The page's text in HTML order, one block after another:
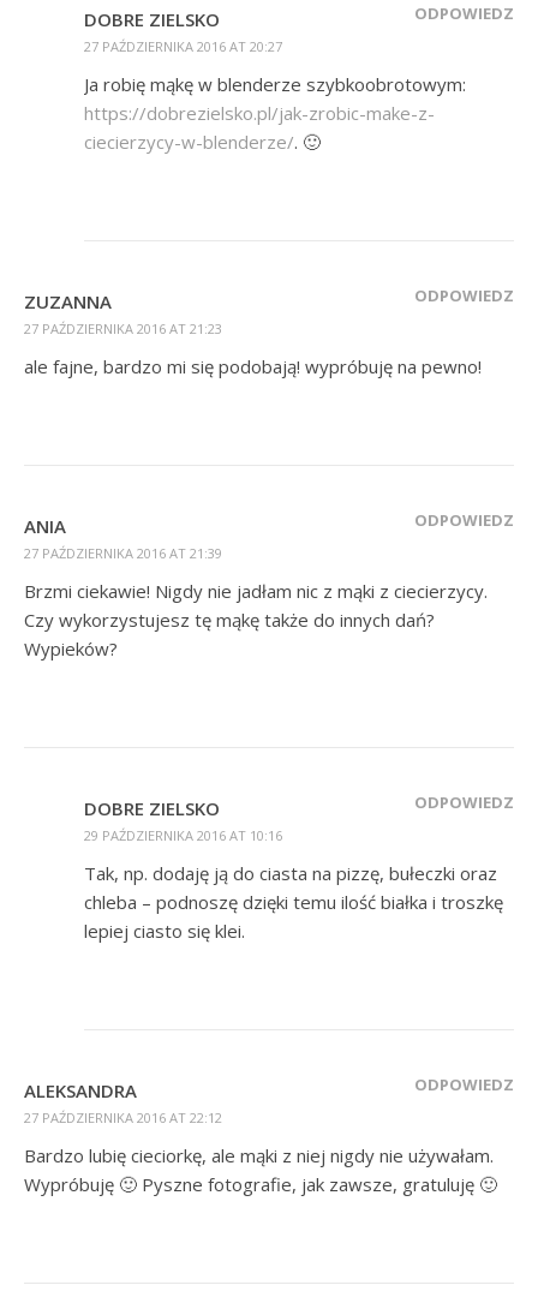
DOBRE ZIELSKO
27 PAŹDZIERNIKA 2016 AT 20:27
ODPOWIEDZ
Ja robię mąkę w blenderze szybkoobrotowym:
https://dobrezielsko.pl/jak-zrobic-make-z-
ciecierzycy-w-blenderze/. 🙂
ZUZANNA
27 PAŹDZIERNIKA 2016 AT 21:23
ODPOWIEDZ
ale fajne, bardzo mi się podobają! wypróbuję na pewno!
ANIA
27 PAŹDZIERNIKA 2016 AT 21:39
ODPOWIEDZ
Brzmi ciekawie! Nigdy nie jadłam nic z mąki z ciecierzycy.
Czy wykorzystujesz tę mąkę także do innych dań?
Wypieków?
DOBRE ZIELSKO
29 PAŹDZIERNIKA 2016 AT 10:16
ODPOWIEDZ
Tak, np. dodaję ją do ciasta na pizzę, bułeczki oraz
chleba – podnoszę dzięki temu ilość białka i troszkę
lepiej ciasto się klei.
ALEKSANDRA
27 PAŹDZIERNIKA 2016 AT 22:12
ODPOWIEDZ
Bardzo lubię cieciorkę, ale mąki z niej nigdy nie używałam.
Wypróbuję 🙂 Pyszne fotografie, jak zawsze, gratuluję 🙂